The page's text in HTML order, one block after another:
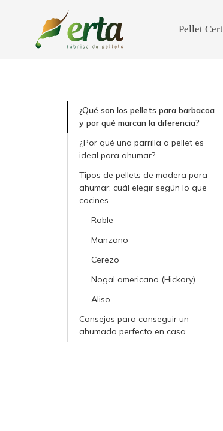
Pellet
¿Qué son los pellets para barbacoa
y por qué marcan la diferencia?
¿Por qué una parrilla a pellet es
ideal para ahumar?
Tipos de pellets de madera para
ahumar: cuál elegir según lo que
cocines
Roble
Manzano
Cerezo
Nogal americano (Hickory)
Aliso
Consejos para conseguir un
ahumado perfecto en casa